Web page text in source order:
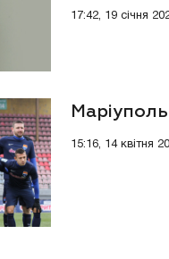
17:42, 19 січня
15:16, 14 квітня